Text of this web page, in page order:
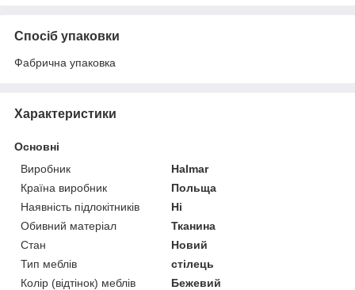
Спосіб упаковки
Фабрична упаковка
Характеристики
Основні
Виробник
Halmar
Країна виробник
Польща
Наявність підлокітників
Ні
Обивний матеріал
Тканина
Стан
Новий
Тип меблів
стілець
Колір (відтінок) меблів
Бежевий